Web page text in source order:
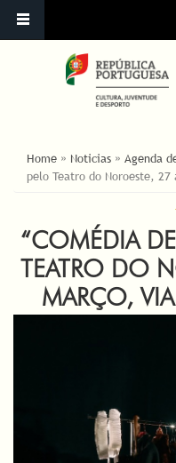
ESTÁ AQUI
Home » Noticias » Agenda
pelo Teatro do Noroeste,
“COMÉDIA
TEATRO DO
MARÇO,